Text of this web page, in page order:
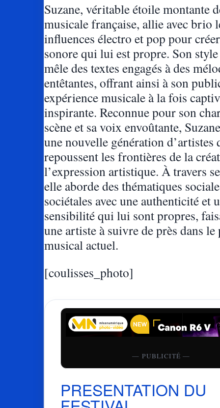
Suzane, véritable étoile montante
musicale française, allie avec brio
influences électro et pop pour
sonore qui lui est propre. Son
mêle des textes engagés à des
entêtantes, offrant ainsi à son
expérience musicale à la fois
inspirante. Reconnue pour son
scène et sa voix envoûtante,
une nouvelle génération d’artistes
repoussent les frontières de la
l’expression artistique. À travers
elle aborde des thématiques
sociétales avec une authenticité et
sensibilité qui lui sont propres,
une artiste à suivre de près dans le
musical actuel.
[coulisses_photo]
— PUBLICITÉ —
PRESENTATION DU